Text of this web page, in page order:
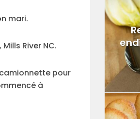
mari.
River NC.
pour
à